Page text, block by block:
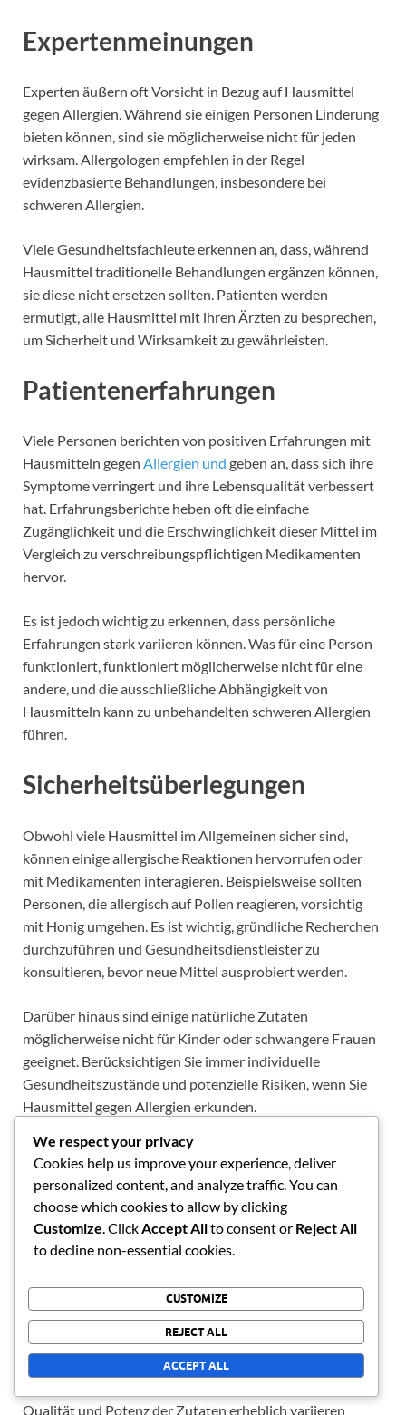
Expertenmeinungen
Experten äußern oft Vorsicht in Bezug auf Hausmittel
gegen Allergien. Während sie einigen Personen Linderung
bieten können, sind sie möglicherweise nicht für jeden
wirksam. Allergologen empfehlen in der Regel
evidenzbasierte Behandlungen, insbesondere bei
schweren Allergien.
Viele Gesundheitsfachleute erkennen an, dass, während
Hausmittel traditionelle Behandlungen ergänzen können,
sie diese nicht ersetzen sollten. Patienten werden
ermutigt, alle Hausmittel mit ihren Ärzten zu besprechen,
um Sicherheit und Wirksamkeit zu gewährleisten.
Patientenerfahrungen
Viele Personen berichten von positiven Erfahrungen mit
Hausmitteln gegen Allergien und geben an, dass sich ihre
Symptome verringert und ihre Lebensqualität verbessert
hat. Erfahrungsberichte heben oft die einfache
Zugänglichkeit und die Erschwinglichkeit dieser Mittel im
Vergleich zu verschreibungspflichtigen Medikamenten
hervor.
Es ist jedoch wichtig zu erkennen, dass persönliche
Erfahrungen stark variieren können. Was für eine Person
funktioniert, funktioniert möglicherweise nicht für eine
andere, und die ausschließliche Abhängigkeit von
Hausmitteln kann zu unbehandelten schweren Allergien
führen.
Sicherheitsüberlegungen
Obwohl viele Hausmittel im Allgemeinen sicher sind,
können einige allergische Reaktionen hervorrufen oder
mit Medikamenten interagieren. Beispielsweise sollten
Personen, die allergisch auf Pollen reagieren, vorsichtig
mit Honig umgehen. Es ist wichtig, gründliche Recherchen
durchzuführen und Gesundheitsdienstleister zu
konsultieren, bevor neue Mittel ausprobiert werden.
Darüber hinaus sind einige natürliche Zutaten
möglicherweise nicht für Kinder oder schwangere Frauen
geeignet. Berücksichtigen Sie immer individuelle
Gesundheitszustände und potenzielle Risiken, wenn Sie
Hausmittel gegen Allergien erkunden.
Grenzen der Mittel
Hausmittel können die zugrunde liegenden Ursachen von
Allergien möglicherweise nicht angehen und sind bei
schweren Fällen oft weniger wirksam. Sie sind häufig am
Behandlungen neben der konventionellen Medizin
geeignet.
Darüber hinaus bedeutet das Fehlen von Vorschriften in
Qualität und Potenz der Zutaten erheblich variieren
We respect your privacy
Cookies help us improve your experience, deliver
personalized content, and analyze traffic. You can
choose which cookies to allow by clicking
Customize . Click Accept Allto consent or Reject All
to decline non-essential cookies.
CUSTOMIZE
REJECT ALL
ACCEPT ALL